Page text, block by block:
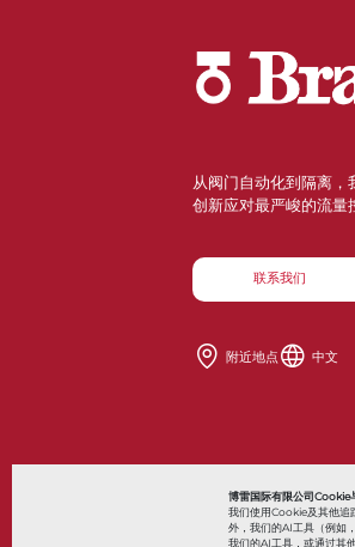
博雷国际有限公司Cookie
我们使用Cookie及其他追
外，我们的AI工具（例如
我们的AI工具，或通过其
从阀门自动化到隔离，
创新应对最严峻的流量
联系我们
附近地点 中文